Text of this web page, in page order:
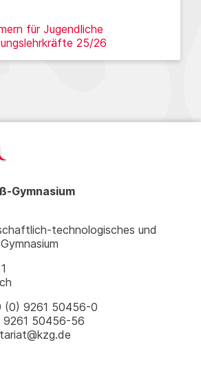
für Jugendliche
25/26
Gymnasium
technologisches und
(0) 9261 50456-0
50456-56